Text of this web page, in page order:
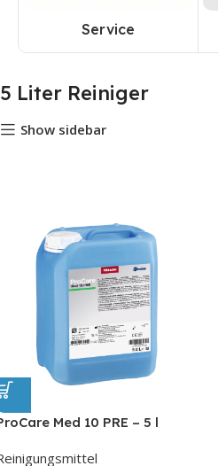
Service
5 Liter Reiniger
Show sidebar
Med 10 PRE – 5 l